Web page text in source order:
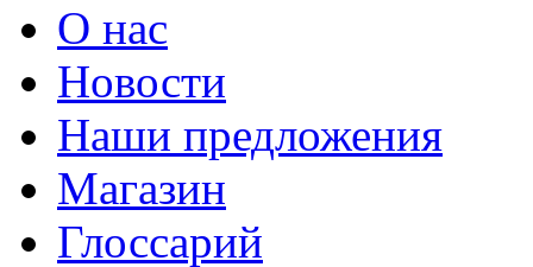
О нас
Новости
Наши предложения
Магазин
Глоссарий